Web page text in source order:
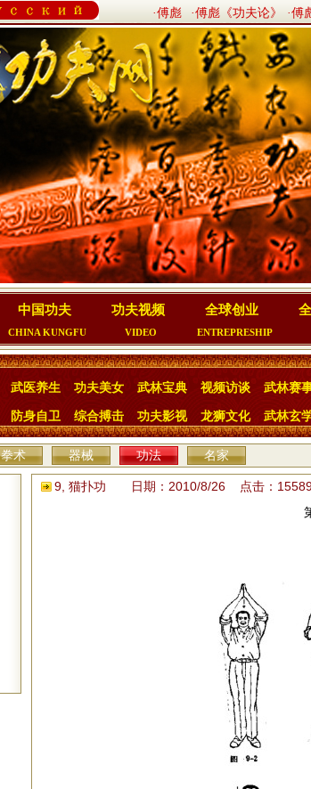
·傅彪 ·傅彪《功夫论》 ·傅
中国功夫
CHINA KUNGFU
功夫视频
VIDEO
全球创业
ENTREPRESHIP
武医养生 功夫美女 武林宝典 视频访谈 武林赛
防身自卫 综合搏击 功夫影视 龙狮文化 武林玄
拳术 器械 功法 名家
9, 猫扑功 日期：2010/8/26 点击：